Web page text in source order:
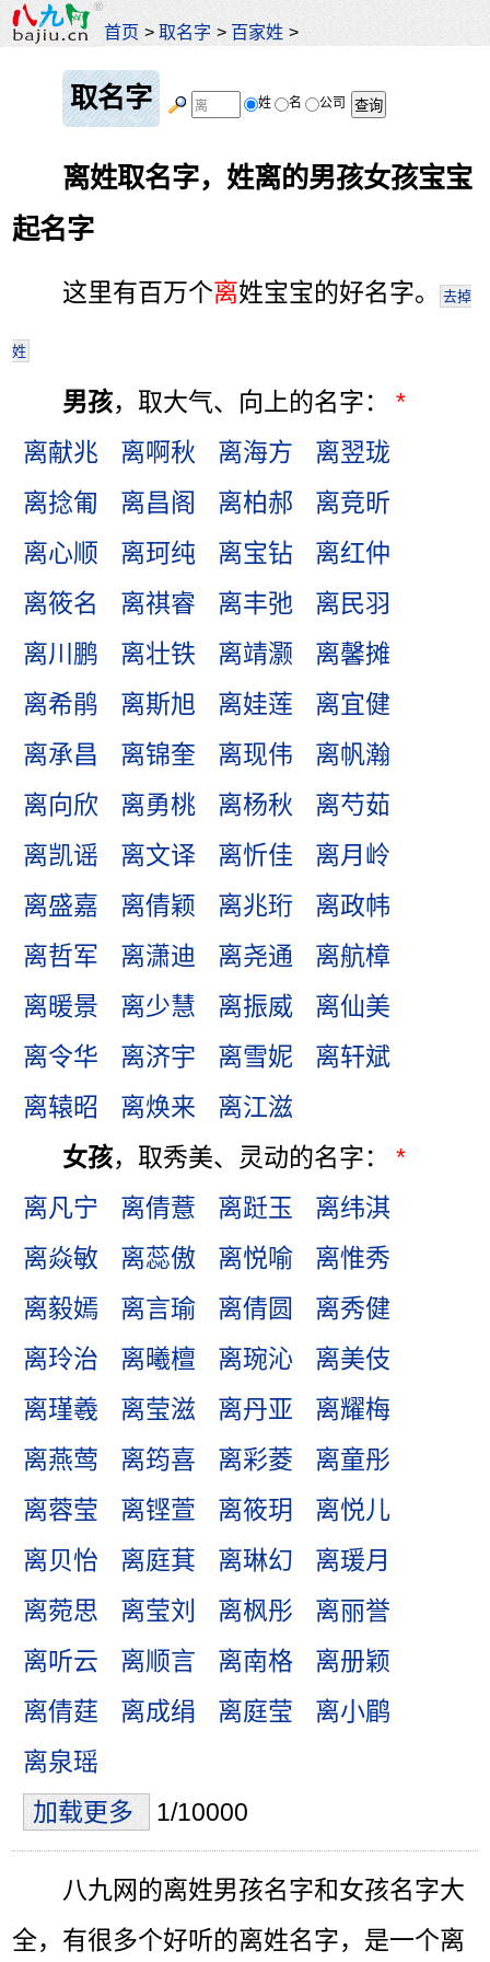
首页 >取名字 > 百家姓 >
取名字 姓 名 公司
离姓取名字，姓离的男孩女孩宝宝
起名字
这里有百万个离姓宝宝的好名字。 去掉
姓
男孩，取大气、向上的名字：*
离献兆
离啊秋 离海方
离翌珑
离捻匍
离昌阁 离柏郝
离竞昕
离心顺
离珂纯 离宝钻
离红仲
离筱名
离祺睿 离丰弛
离民羽
离川鹏
离壮铁 离靖灏
离馨摊
离希鹃
离斯旭 离娃莲
离宜健
离承昌
离锦奎 离现伟
离帆瀚
离向欣
离勇桃 离杨秋
离芍茹
离凯谣
离文译 离忻佳
离月岭
离盛嘉
离倩颖 离兆珩
离政帏
离哲军
离潇迪 离尧通
离航樟
离暖景
离少慧 离振威
离仙美
离令华
离济宇 离雪妮
离轩斌
离辕昭
离焕来
离江滋
女孩，取秀美、灵动的名字：*
离凡宁
离倩薏 离跹玉
离纬淇
离焱敏
离蕊傲 离悦喻
离惟秀
离毅嫣
离言瑜 离倩圆
离秀健
离玲治
离曦檀 离琬沁
离美伎
离瑾羲
离莹滋 离丹亚
离耀梅
离燕莺
离筠喜 离彩菱
离童彤
离蓉莹
离铿萱 离筱玥
离悦儿
离贝怡
离庭萁 离琳幻
离瑗月
离菀思
离莹刘 离枫彤
离丽誉
离听云
离顺言 离南格
离册颖
离倩莛
离成绢 离庭莹
离小鹛
离泉瑶
加载更多
1/10000
八九网的离姓男孩名字和女孩名字大
全，有很多个好听的离姓名字，是一个离